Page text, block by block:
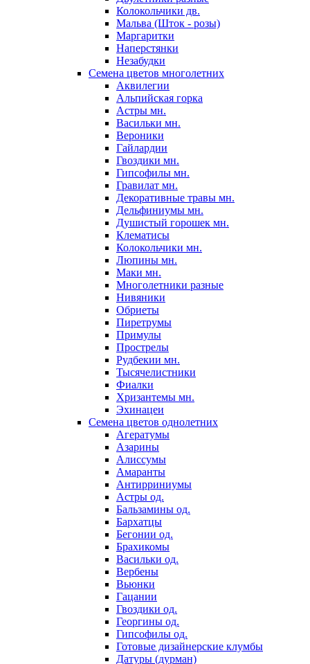
Колокольчики дв.
Мальва (Шток - розы)
Маргаритки
Наперстянки
Незабудки
Семена цветов многолетних
Аквилегии
Альпийская горка
Астры мн.
Васильки мн.
Вероники
Гайлардии
Гвоздики мн.
Гипсофилы мн.
Гравилат мн.
Декоративные травы мн.
Дельфиниумы мн.
Душистый горошек мн.
Клематисы
Колокольчики мн.
Люпины мн.
Маки мн.
Многолетники разные
Нивяники
Обриеты
Пиретрумы
Примулы
Прострелы
Рудбекии мн.
Тысячелистники
Фиалки
Хризантемы мн.
Эхинацеи
Семена цветов однолетних
Агератумы
Азарины
Алиссумы
Амаранты
Антирриниумы
Астры од.
Бальзамины од.
Бархатцы
Бегонии од.
Брахикомы
Васильки од.
Вербены
Вьюнки
Гацании
Гвоздики од.
Георгины од.
Гипсофилы од.
Готовые дизайнерские клумбы
Датуры (дурман)